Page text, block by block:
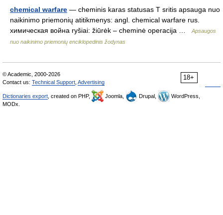
chemical warfare — cheminis karas statusas T sritis apsauga nuo
naikinimo priemonių atitikmenys: angl. chemical warfare rus.
химическая война ryšiai: žiūrėk – cheminė operacija …
Apsaugos
nuo naikinimo priemonių enciklopedinis žodynas
18+
© Academic, 2000-2026
Contact us: Technical Support Advertising
Dictionaries export , created on PHP, Joomla, Drupal,
WordPress,
MODx.